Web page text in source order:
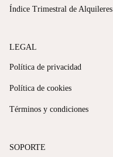
Índice Trimestral de Alquileres
LEGAL
Política de privacidad
Política de cookies
Términos y condiciones
SOPORTE